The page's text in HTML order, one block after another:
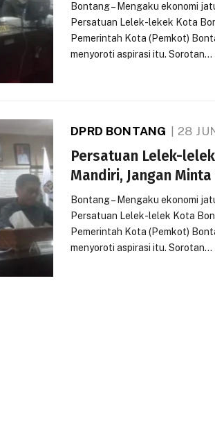
Bontang – Mengaku ekonomi
Persatuan Lelek-lekek Kota
Pemerintah Kota (Pemkot)
menyoroti aspirasi itu. Sorotan…
DPRD BONTANG 28
Persatuan Lelek-
Mandiri, Jangan
Bontang – Mengaku ekonomi
Persatuan Lelek-lelek Kota
Pemerintah Kota (Pemkot)
menyoroti aspirasi itu. Sorotan…